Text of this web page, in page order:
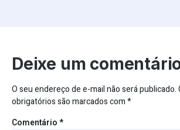
Deixe um
O seu endereço de e-mail não será publicado.
obrigatórios são marcados com*
Comentário*